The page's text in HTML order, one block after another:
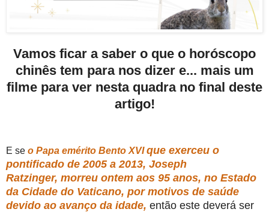
Vamos ficar a saber o que o horóscopo
chinês tem para nos dizer e... mais um
filme para ver nesta quadra no final deste
artigo!
E se o Papa emérito Bento XVIque exerceu o
pontificado de 2005 a 2013, Joseph
Ratzinger, morreu ontem aos 95 anos, no Estado
da Cidade do Vaticano, por motivos de saúde
devido ao avanço da idade, então este deverá ser